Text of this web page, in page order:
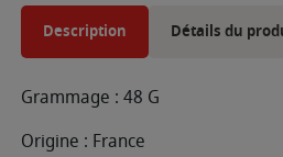
Description Détails du
Grammage : 48 G
Origine : France